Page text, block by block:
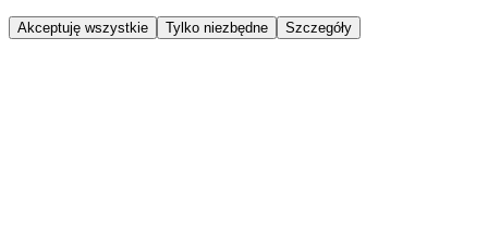
Akceptuję wszystkie Tylko niezbędne Szczegóły